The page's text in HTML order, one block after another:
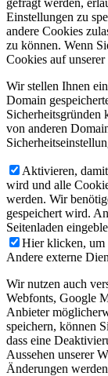
gefragt werden,
Einstellungen zu
andere Cookies
zu können. Wenn
Cookies auf
Wir stellen Ihnen
Domain
Sicherheitsgründen
von anderen
Aktivieren,
wird und alle
werden. Wir
gespeichert wird.
Seitenladen
Hier klicken, um
Andere externe
Wir nutzen auch
Webfonts, Google
Anbieter
speichern, können
dass eine
Aussehen unserer
Änderungen